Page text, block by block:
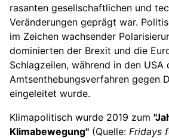
rasanten gesellschaftlichen und
Veränderungen geprägt war.
im Zeichen wachsender
dominierten der Brexit und die
Schlagzeilen, während in den USA
Amtsenthebungsverfahren gegen
eingeleitet wurde.
Klimapolitisch wurde 2019 zum
Klimabewegung" (Quelle: Fridays